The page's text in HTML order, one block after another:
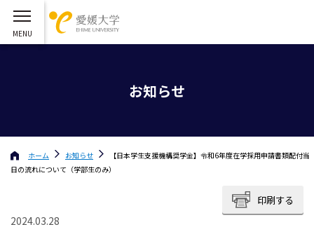
お知らせ
ホーム お知らせ
【日本学生支援機構奨学金】令和6年度在学採用申請書類配付当
日の流れについて（学部生のみ）
印刷する
2024.03.28